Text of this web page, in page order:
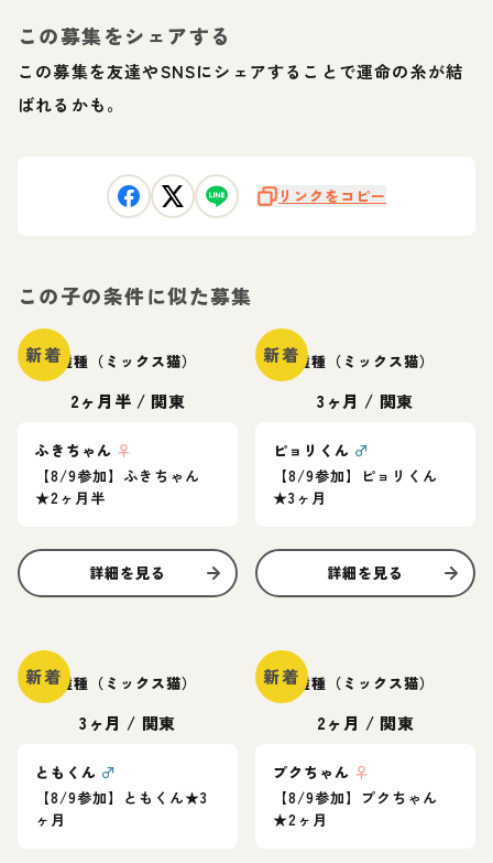
この募集をシェアする
この募集を友達やSNSにシェアすることで運命の糸が結
ばれるかも。
リンクをコピー
この子の条件に似た募集
新着雑種（ミックス猫）
2ヶ月半 / 関東
ふきちゃん ♀
【8/9参加】ふきちゃん
★2ヶ月半
詳細を見る
新着雑種（ミックス猫）
3ヶ月 / 関東
ピョリくん ♂
【8/9参加】ピョリくん
★3ヶ月
詳細を見る
新着雑種（ミックス猫）
3ヶ月 / 関東
ともくん ♂
【8/9参加】ともくん★3
ヶ月
新着雑種（ミックス猫）
2ヶ月 / 関東
プクちゃん ♀
【8/9参加】プクちゃん
★2ヶ月